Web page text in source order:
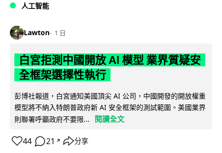
人工智能
Lawton 1 日
白宮拒測中國開放 AI 模型 業界質疑安
全框架選擇性執行
彭博社報道，白宮通知美國頂尖 AI 公司，中國開發的開放權重
模型將不納入特朗普政府新 AI 安全框架的測試範圍。美國業界
則聯署呼籲政府不要限...
閱讀全文
44 21 ↗ 分享